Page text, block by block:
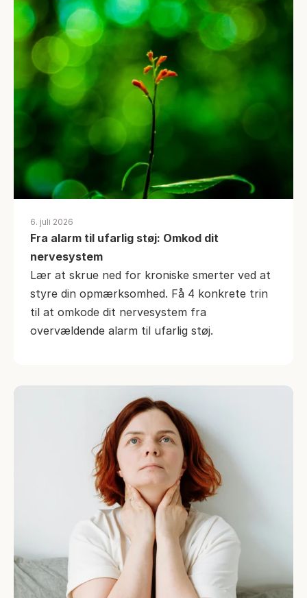
6. juli 2026
Fra alarm til ufarlig støj: Omkod dit
nervesystem
Lær at skrue ned for kroniske smerter ved at
styre din opmærksomhed. Få 4 konkrete trin
til at omkode dit nervesystem fra
overvældende alarm til ufarlig støj.